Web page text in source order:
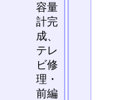
容量
計完
成、
テレ
ビ修
理・
前編